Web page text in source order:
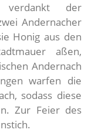
verdankt der
Andernacher
Honig aus den
aßen,
Andernach
warfen die
sodass diese
Zur Feier des